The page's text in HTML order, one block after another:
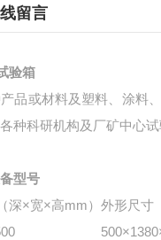
留言
验箱
品或材料及塑料、涂料
种科研机构及厂矿中心试
型号
深×宽×高mm） 外形尺寸